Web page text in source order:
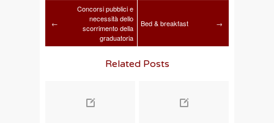
←
Concorsi pubblici e
necessità dello
scorrimento della
graduatoria
Bed & breakfast →
Related Posts